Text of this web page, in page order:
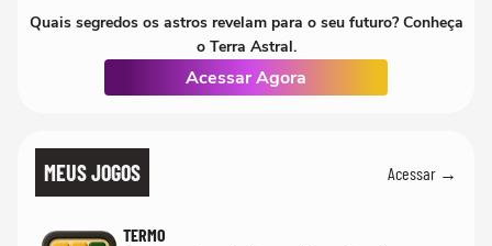
Quais segredos os astros revelam para o seu futuro? Conheça
o Terra Astral.
Acessar Agora
MEUS JOGOS Acessar →
TERMO